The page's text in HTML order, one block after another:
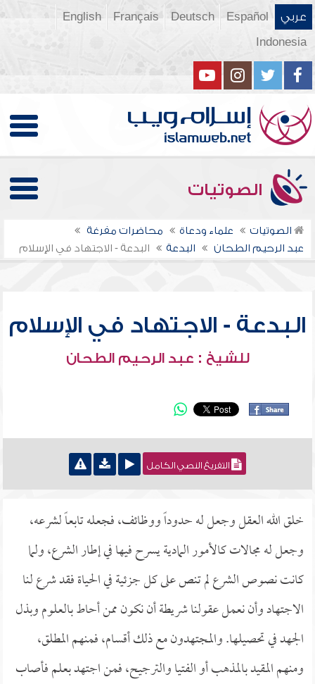
عربي Español
Deutsch
Français
English
Indonesia
الصوتيات
الصوتيات علماء ودعاة
محاضرات مفرغة
عبد الرحيم الطحان
البدعة البدعة - الاجتهاد في الإسلام
البدعة - الاجتهاد في الإسلام
للشيخ : عبد الرحيم الطحان
التفريغ النصي الكامل
خلق الله العقل وجعل له حدوداً ووظائف، فجعله تابعاً لشرعه،
وجعل له مجالات كالأمور المادية يسرح فيها في إطار الشرع، ولما
كانت نصوص الشرع لم تنص على كل جزئية في الحياة فقد شرع لنا
الاجتهاد وأن نعمل عقولنا شريطة أن نكون ممن أحاط بالعلوم وبذل
الجهد في تحصيلها. والمجتهدون مع ذلك أقسام، فمنهم المطلق،
ومنهم المقيد بالمذهب أو الفتيا والترجيح، فمن اجتهد بعلم فأصاب